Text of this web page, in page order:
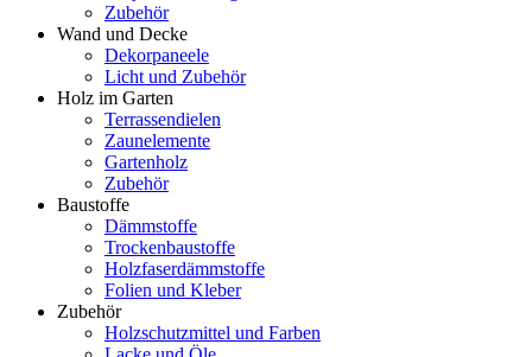
Zubehör
Wand und Decke
Dekorpaneele
Licht und Zubehör
Holz im Garten
Terrassendielen
Zaunelemente
Gartenholz
Zubehör
Baustoffe
Dämmstoffe
Trockenbaustoffe
Holzfaserdämmstoffe
Folien und Kleber
Zubehör
Holzschutzmittel und Farben